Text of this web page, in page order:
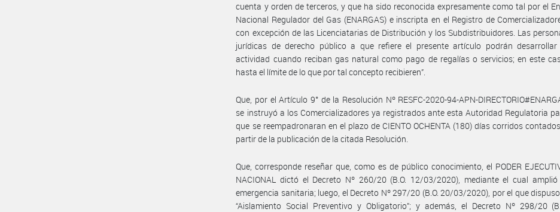
cuenta y orden de terceros, y que ha sido reconocida expresamente como tal por el
Nacional Regulador del Gas (ENARGAS) e inscripta en el Registro de
con excepción de las Licenciatarias de Distribución y los Subdistribuidores. Las
jurídicas de derecho público a que refiere el presente artículo podrán desarrollar
actividad cuando reciban gas natural como pago de regalías o servicios; en este
hasta el límite de lo que por tal concepto recibieren”.
Que, por el Artículo 9° de la Resolución Nº RESFC-2020-94-APN-
se instruyó a los Comercializadores ya registrados ante esta Autoridad Regulatoria
que se reempadronaran en el plazo de CIENTO OCHENTA (180) días corridos
partir de la publicación de la citada Resolución.
Que, corresponde reseñar que, como es de público conocimiento, el PODER
NACIONAL dictó el Decreto Nº 260/20 (B.O. 12/03/2020), mediante el cual amplió
emergencia sanitaria; luego, el Decreto Nº 297/20 (B.O. 20/03/2020), por el que
“Aislamiento Social Preventivo y Obligatorio”; y además, el Decreto Nº 298/20